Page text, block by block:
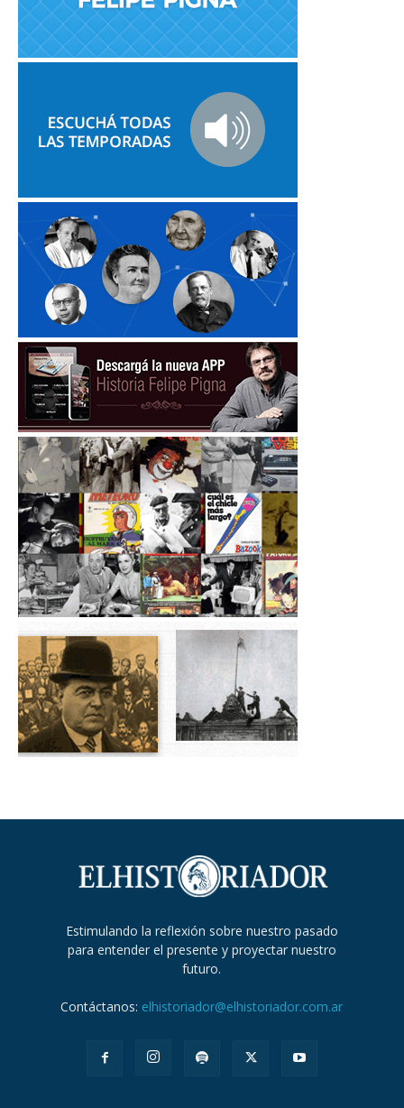
Estimulando la reflexión sobre nuestro pasado
para entender el presente y proyectar nuestro
futuro.
Contáctanos: elhistoriador@elhistoriador.com.ar